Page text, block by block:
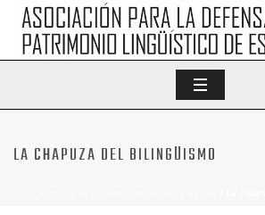
LA CHAPUZA DEL BILINGÜISMO